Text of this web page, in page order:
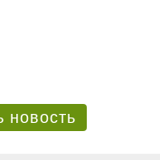
новость